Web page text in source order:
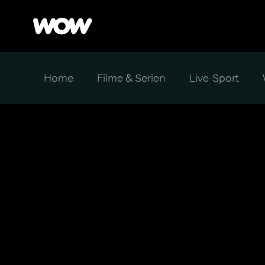
Home Filme & Serien Live-Sport